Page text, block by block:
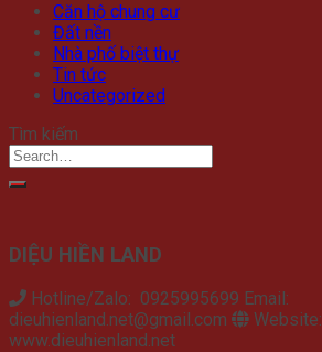
Căn hộ chung cư
Đất nền
Nhà phố biệt thự
Tin tức
Uncategorized
Tìm kiếm
DIỆU HIỀN LAND
Hotline/Zalo: 0925995699 Email:
dieuhienland.net@gmail.com
Website:
www.dieuhienland.net